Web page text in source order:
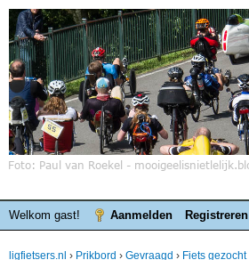
Welkom gast! Aanmelden Registreren
ligfietsers.nl › Prikbord › Gevraagd › Fiets gezocht